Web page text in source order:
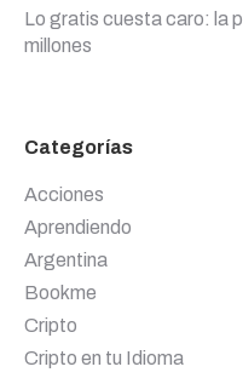
Lo gratis cuesta caro: la
millones
Categorías
Acciones
Aprendiendo
Argentina
Bookme
Cripto
Cripto en tu Idioma